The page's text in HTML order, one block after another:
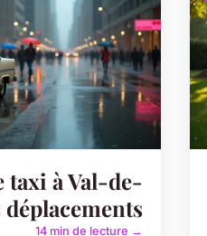
taxi à Val-de-
14 min de lecture →